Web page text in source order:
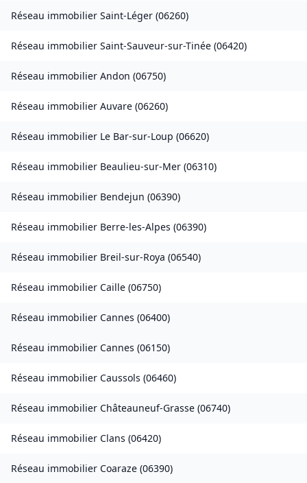
Réseau immobilier Saint-Léger (06260)
Réseau immobilier Saint-Sauveur-sur-Tinée (06420)
Réseau immobilier Andon (06750)
Réseau immobilier Auvare (06260)
Réseau immobilier Le Bar-sur-Loup (06620)
Réseau immobilier Beaulieu-sur-Mer (06310)
Réseau immobilier Bendejun (06390)
Réseau immobilier Berre-les-Alpes (06390)
Réseau immobilier Breil-sur-Roya (06540)
Réseau immobilier Caille (06750)
Réseau immobilier Cannes (06400)
Réseau immobilier Cannes (06150)
Réseau immobilier Caussols (06460)
Réseau immobilier Châteauneuf-Grasse (06740)
Réseau immobilier Clans (06420)
Réseau immobilier Coaraze (06390)